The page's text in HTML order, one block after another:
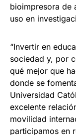
bioimpresora de
uso en
“Invertir en
sociedad y, por
qué mejor que
donde se
Universidad
excelente
movilidad
participamos en